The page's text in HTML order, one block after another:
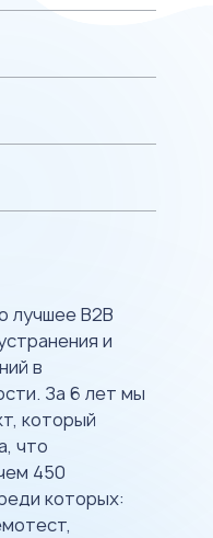
лучшее B2B
и
в
За 6 лет мы
который
что
450
которых: